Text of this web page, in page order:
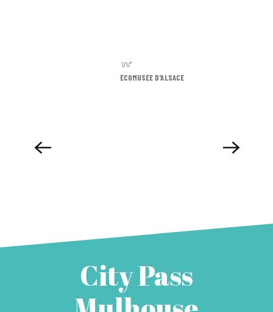
ÉCOMUSÉE D'ALSACE
City Pass